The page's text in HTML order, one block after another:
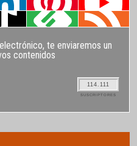
te enviaremos un
contenidos
114.111
SUSCRIPTORES